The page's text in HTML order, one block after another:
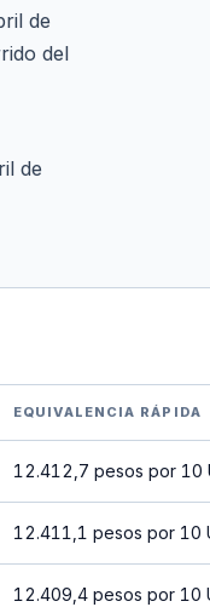
de
del
de
EQUIVALENCIA RÁPIDA
12.412,7 pesos por 10
12.411,1 pesos por 10
12.409,4 pesos por 10